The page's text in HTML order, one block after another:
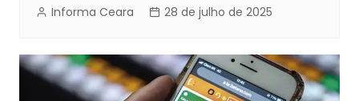
Informa Ceara 28 de julho de 2025